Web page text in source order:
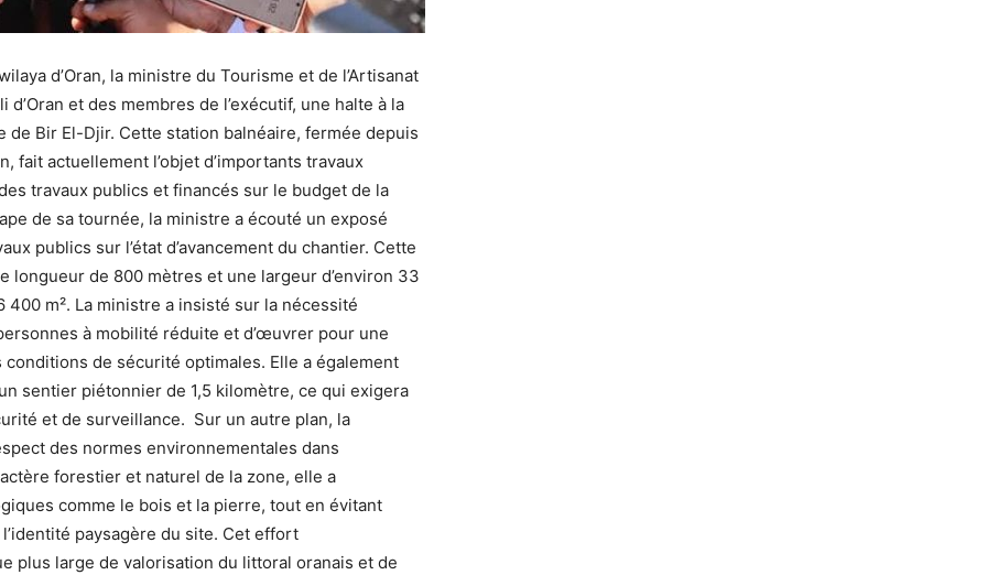
d’Oran, la ministre du Tourisme et de l’Artisanat
et des membres de l’exécutif, une halte à la
de Bir El-Djir. Cette station balnéaire, fermée depuis
fait actuellement l’objet d’importants travaux
travaux publics et financés sur le budget de la
de sa tournée, la ministre a écouté un exposé
publics sur l’état d’avancement du chantier. Cette
longueur de 800 mètres et une largeur d’environ 33
m². La ministre a insisté sur la nécessité
à mobilité réduite et d’œuvrer pour une
de sécurité optimales. Elle a également
sentier piétonnier de 1,5 kilomètre, ce qui exigera
et de surveillance. Sur un autre plan, la
des normes environnementales dans
forestier et naturel de la zone, elle a
comme le bois et la pierre, tout en évitant
paysagère du site. Cet effort
plus large de valorisation du littoral oranais et de